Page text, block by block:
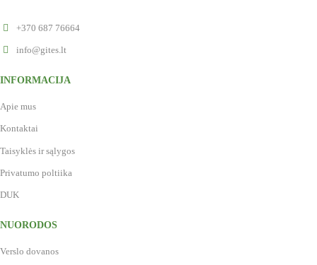
+370 687 76664
info@gites.lt
INFORMACIJA
Apie mus
Kontaktai
Taisyklės ir sąlygos
Privatumo poltiika
DUK
NUORODOS
Verslo dovanos